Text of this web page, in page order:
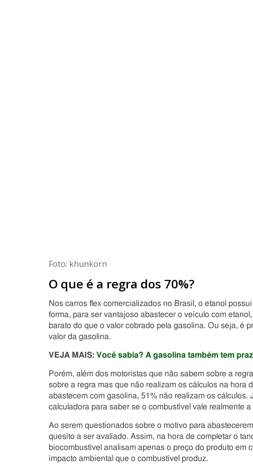
Foto: khunkorn
O que é a regra dos 70%?
Nos carros flex comercializados no Brasil, o etanol
forma, para ser vantajoso abastecer o veículo com
barato do que o valor cobrado pela gasolina. Ou seja, é
valor da gasolina.
VEJA MAIS: Você sabia? A gasolina também tem
Porém, além dos motoristas que não sabem sobre a
sobre a regra mas que não realizam os cálculos na hora
abastecem com gasolina, 51% não realizam os
calculadora para saber se o combustível vale realmente a
Ao serem questionados sobre o motivo para
quesito a ser avaliado. Assim, na hora de completar o
biocombustível analisam apenas o preço do produto
impacto ambiental que o combustível produz.